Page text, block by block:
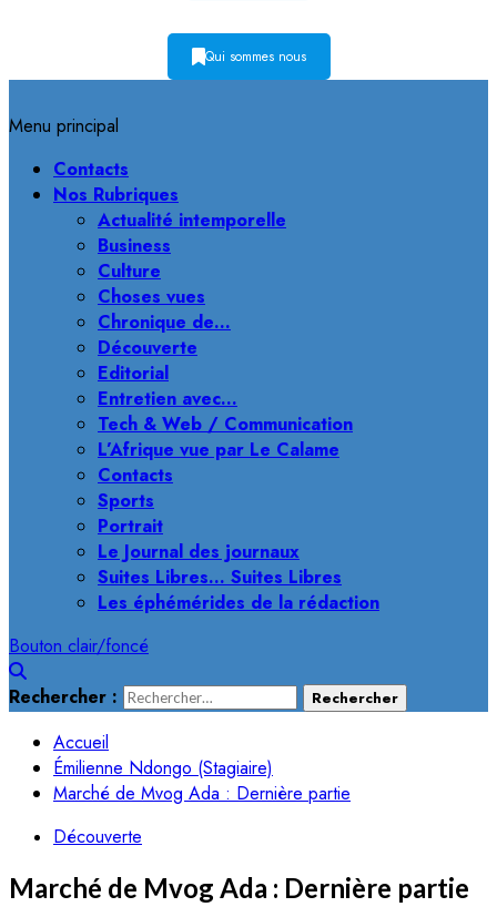
Qui sommes nous
Menu principal
Contacts
Nos Rubriques
Actualité intemporelle
Business
Culture
Choses vues
Chronique de…
Découverte
Editorial
Entretien avec…
Tech & Web / Communication
L’Afrique vue par Le Calame
Contacts
Sports
Portrait
Le Journal des journaux
Suites Libres… Suites Libres
Les éphémérides de la rédaction
Bouton clair/foncé
Rechercher :
Accueil
Émilienne Ndongo (Stagiaire)
Marché de Mvog Ada : Dernière partie
Découverte
Marché de Mvog Ada : Dernière partie